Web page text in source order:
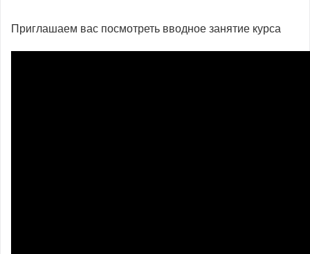
Приглашаем вас посмотреть вводное занятие курса